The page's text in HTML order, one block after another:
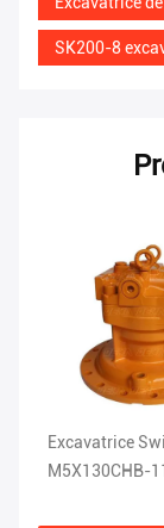
SK200-8
Excavatrice
M5X130CHB-